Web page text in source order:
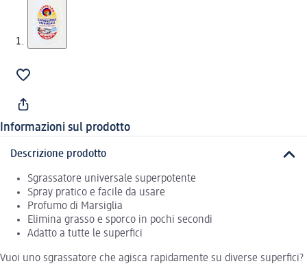
Informazioni sul prodotto
Descrizione prodotto
Sgrassatore universale superpotente
Spray pratico e facile da usare
Profumo di Marsiglia
Elimina grasso e sporco in pochi secondi
Adatto a tutte le superfici
Vuoi uno sgrassatore che agisca rapidamente su diverse superfici?